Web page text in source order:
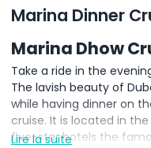
Marina Dinner
Marina Dhow
Take a ride in the
The lavish beauty of
while having dinner on
cruise. It is located in
five-star hotels the
Lire la suite